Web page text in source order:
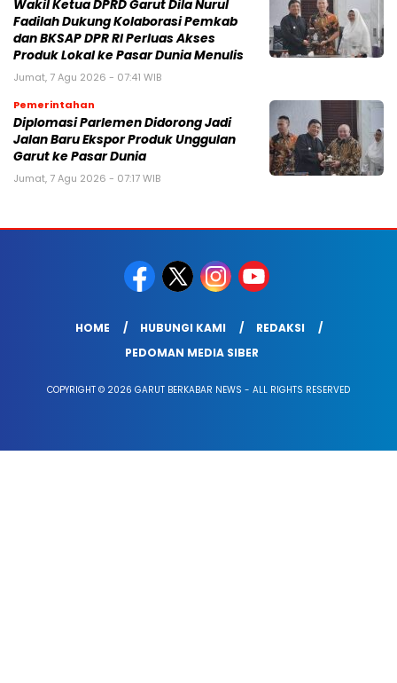
Wakil Ketua DPRD Garut Dila Nurul
Fadilah Dukung Kolaborasi Pemkab
dan BKSAP DPR RI Perluas Akses
Produk Lokal ke Pasar Dunia Menulis
Jumat, 7 Agu 2026 - 07:41 WIB
Pemerintahan
Diplomasi Parlemen Didorong Jadi
Jalan Baru Ekspor Produk Unggulan
Garut ke Pasar Dunia
Jumat, 7 Agu 2026 - 07:17 WIB
HOME HUBUNGI KAMI
REDAKSI
PEDOMAN MEDIA SIBER
COPYRIGHT © 2026 GARUT BERKABAR NEWS - ALL RIGHTS RESERVED